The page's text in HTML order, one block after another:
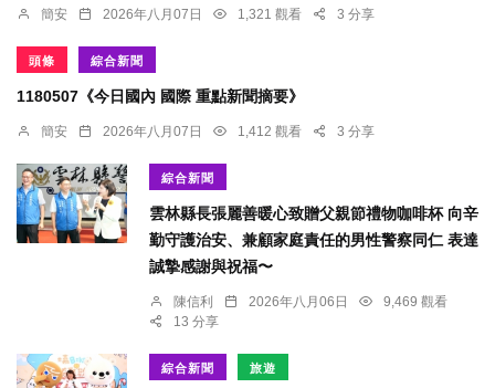
簡安 2026年八月07日 1,321 觀看 3 分享
頭條 綜合新聞
1180507《今日國內 國際 重點新聞摘要》
簡安 2026年八月07日 1,412 觀看 3 分享
綜合新聞
雲林縣長張麗善暖心致贈父親節禮物咖啡杯 向辛
勤守護治安、兼顧家庭責任的男性警察同仁 表達
誠摯感謝與祝福〜
陳信利 2026年八月06日
9,469 觀看
13 分享
綜合新聞 旅遊